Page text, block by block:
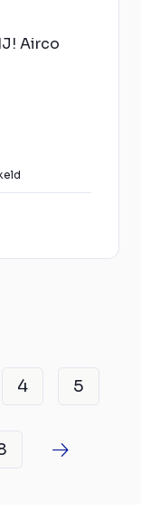
Airco
4 5